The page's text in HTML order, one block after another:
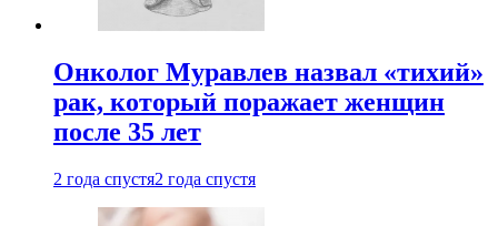
Онколог Муравлев назвал «тихий»
рак, который поражает женщин
после 35 лет
2 года спустя2 года спустя